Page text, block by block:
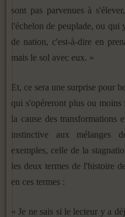
sont pas parvenues à
l'échelon de peuplade, ou qui
de nation, c'est-à-dire en
mais le sol avec eux. »
Et, ce sera une surprise pour
qui s'opéreront plus ou
la cause des transformations
instinctive aux mélanges
exemples, celle de la
les deux termes de l'histoire
en ces termes :
« Je ne sais si le lecteur y a